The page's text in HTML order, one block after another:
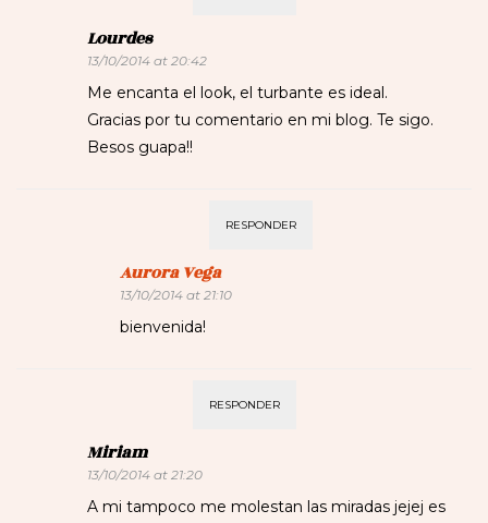
Lourdes
13/10/2014 at 20:42
Me encanta el look, el turbante es ideal.
Gracias por tu comentario en mi blog. Te sigo.
Besos guapa!!
RESPONDER
Aurora Vega
13/10/2014 at 21:10
bienvenida!
RESPONDER
Miriam
13/10/2014 at 21:20
A mi tampoco me molestan las miradas jejej es